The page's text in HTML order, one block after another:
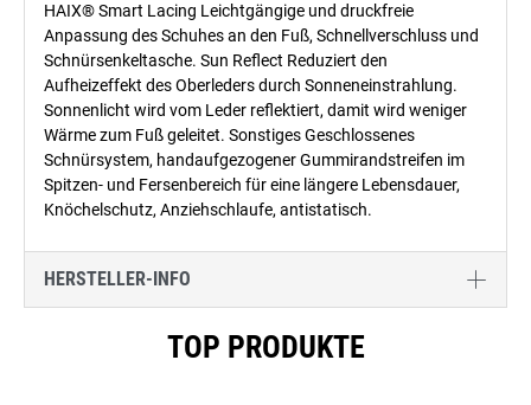
HAIX® Smart Lacing Leichtgängige und druckfreie
Anpassung des Schuhes an den Fuß, Schnellverschluss und
Schnürsenkeltasche. Sun Reflect Reduziert den
Aufheizeffekt des Oberleders durch Sonneneinstrahlung.
Sonnenlicht wird vom Leder reflektiert, damit wird weniger
Wärme zum Fuß geleitet. Sonstiges Geschlossenes
Schnürsystem, handaufgezogener Gummirandstreifen im
Spitzen- und Fersenbereich für eine längere Lebensdauer,
Knöchelschutz, Anziehschlaufe, antistatisch.
HERSTELLER-INFO
TOP PRODUKTE